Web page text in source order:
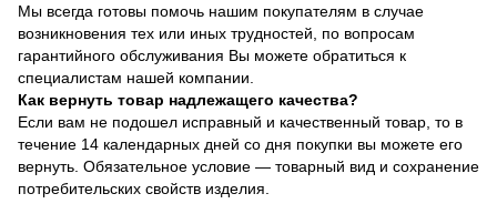
Мы всегда готовы помочь нашим покупателям в случае
возникновения тех или иных трудностей, по вопросам
гарантийного обслуживания Вы можете обратиться к
специалистам нашей компании.
Как вернуть товар надлежащего качества?
Если вам не подошел исправный и качественный товар, то в
течение 14 календарных дней со дня покупки вы можете его
вернуть. Обязательное условие — товарный вид и сохранение
потребительских свойств изделия.